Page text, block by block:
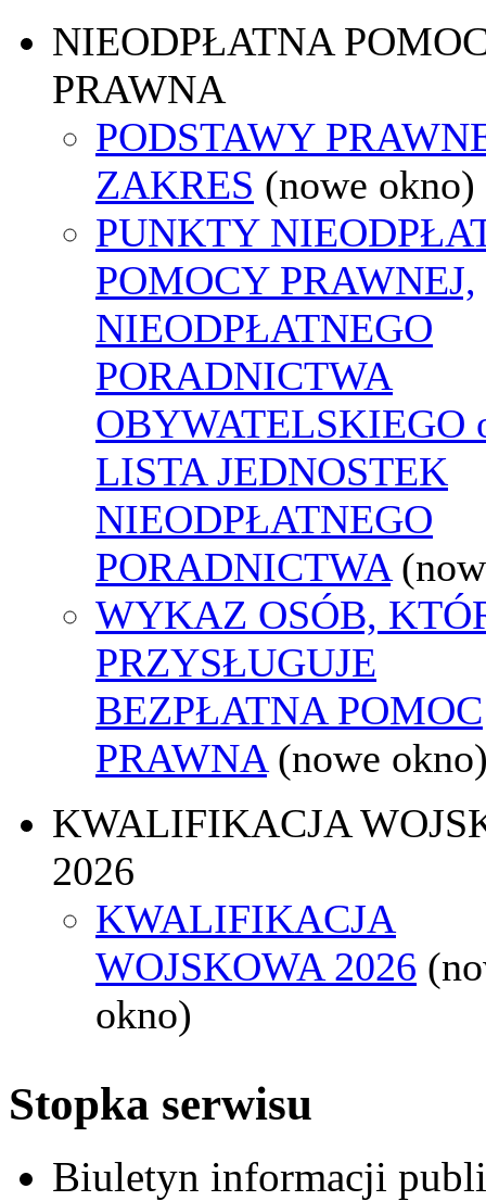
NIEODPŁATNA
PRAWNA
PODSTAWY
ZAKRES (nowe okno)
PUNKTY
POMOCY PRAWNEJ,
NIEODPŁATNEGO
PORADNICTWA
OBYWATELSKIEGO
LISTA JEDNOSTEK
NIEODPŁATNEGO
PORADNICTWA
WYKAZ OSÓB,
PRZYSŁUGUJE
BEZPŁATNA POMOC
PRAWNA (nowe
KWALIFIKACJA
2026
KWALIFIKACJA
WOJSKOWA 2026
okno)
Stopka serwisu
Biuletyn informacji